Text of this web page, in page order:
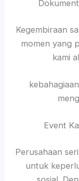
Kegembiraan
momen yang
kami
Event
Perusahaan
untuk